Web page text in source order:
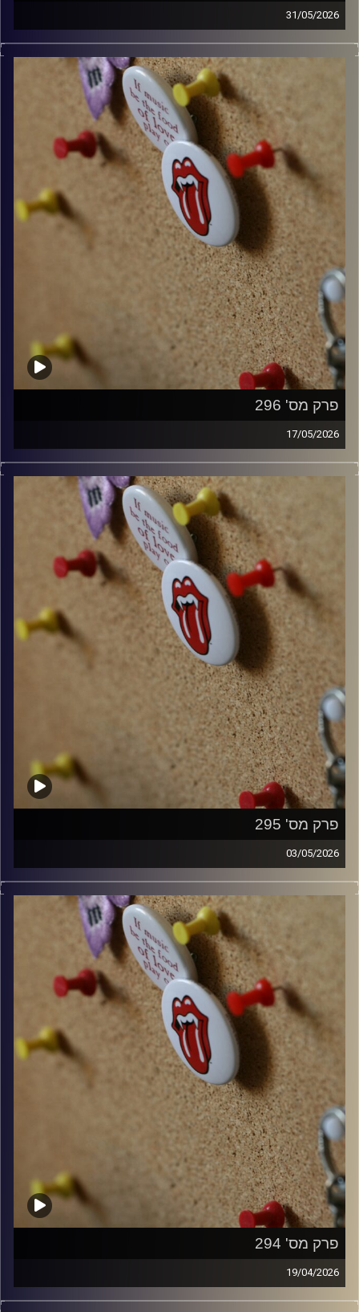
31/05/2026
קלאסיקות רוק עם אורן הוף.
włodi
פרק מס' 296
17/05/2026
קלאסיקות רוק עם אורן הוף.
włodi
פרק מס' 295
03/05/2026
קלאסיקות רוק עם אורן הוף.
włodi
פרק מס' 294
19/04/2026
קלאסיקות רוק עם אורן הוף.